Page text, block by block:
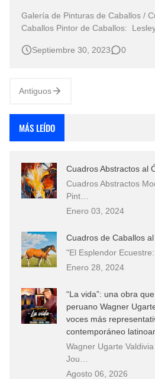
Galería de Pinturas de Caballos /
Caballos Pintor de Caballos: Lesley Harrison (California
Lienzo Pintor Famoso de Estados Unidos de America
Septiembre 30, 2023 0
Antiguos
MÁS LEÍDO
Cuadros Abstractos al
Cuadros Abstractos
Pint…
Enero 03, 2024
Cuadros de Caballos
"El Esplendor
Enero 28, 2024
“La vida”: una obra
peruano Wagner
voces más
contemporáneo
Wagner Ugarte
Jou…
Agosto 06, 2026